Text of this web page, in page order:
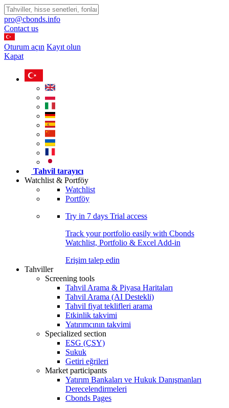
pro@cbonds.info
Contact us
Oturum açın Kayıt olun
Kapat
Tahvil tarayıcı
Watchlist & Portföy
Watchlist
Portföy
Try in 7 days Trial access
Track your portfolio easily with Cbonds
Watchlist, Portfolio & Excel Add-in
Erişim talep edin
Tahviller
Screening tools
Tahvil Arama & Piyasa Haritaları
Tahvil Arama (AI Destekli)
Tahvil fiyat teklifleri arama
Etkinlik takvimi
Yatırımcının takvimi
Specialized section
ESG (ÇSY)
Sukuk
Getiri eğrileri
Market participants
Yatırım Bankaları ve Hukuk Danışmanları
Derecelendirmeleri
Cbonds Pages